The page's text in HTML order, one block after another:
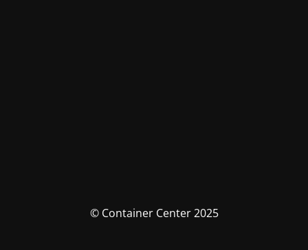
© Container Center 2025